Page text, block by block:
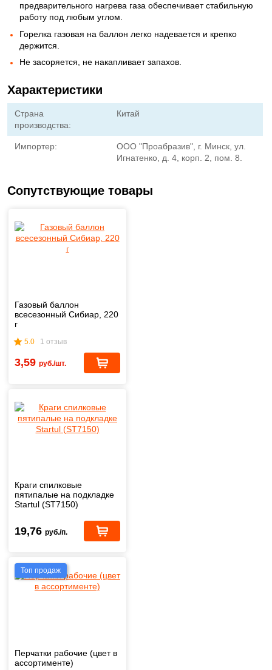
предварительного нагрева газа обеспечивает стабильную
работу под любым углом.
Горелка газовая на баллон легко надевается и крепко
держится.
Не засоряется, не накапливает запахов.
Характеристики
Страна
производства:
Китай
Импортер:
ООО "Проабразив", г. Минск, ул.
Игнатенко, д. 4, корп. 2, пом. 8.
Сопутствующие товары
Газовый баллон
всесезонный Сибиар, 220
г
5.0 1 отзыв
3,59 руб./шт.
Краги спилковые
пятипалые на подкладке
Startul (ST7150)
19,76 руб./п.
Топ продаж
Перчатки рабочие (цвет в
ассортименте)